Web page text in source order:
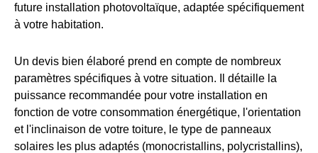
future installation photovoltaïque, adaptée spécifiquement
à votre habitation.
Un devis bien élaboré prend en compte de nombreux
paramètres spécifiques à votre situation. Il détaille la
puissance recommandée pour votre installation en
fonction de votre consommation énergétique, l'orientation
et l'inclinaison de votre toiture, le type de panneaux
solaires les plus adaptés (monocristallins, polycristallins),